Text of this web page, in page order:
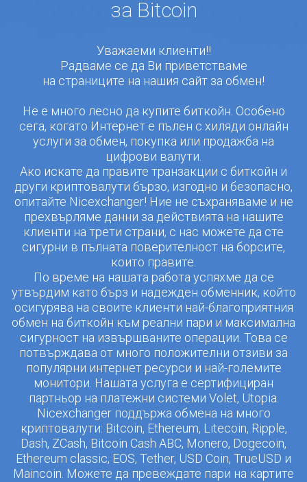
за Bitcoin
Уважаеми клиенти!!
Радваме се да Ви приветстваме
на страниците на нашия сайт за обмен!
Не е много лесно да купите биткойн. Особено
сега, когато Интернет е пълен с хиляди онлайн
услуги за обмен, покупка или продажба на
цифрови валути.
Ако искате да правите транзакции с биткойн и
други криптовалути бързо, изгодно и безопасно,
опитайте Nicexchanger! Ние не съхраняваме и не
прехвърляме данни за действията на нашите
клиенти на трети страни, с нас можете да сте
сигурни в пълната поверителност на борсите,
които правите.
По време на нашата работа успяхме да се
утвърдим като бърз и надежден обменник, който
осигурява на своите клиенти най-благоприятния
обмен на биткойн към реални пари и максимална
сигурност на извършваните операции. Това се
потвърждава от много положителни отзиви за
популярни интернет ресурси и най-големите
монитори. Нашата услуга е сертифициран
партньор на платежни системи Volet, Utopia.
Nicexchanger поддържа обмена на много
криптовалути: Bitcoin, Ethereum, Litecoin, Ripple,
Dash, ZCash, Bitcoin Cash ABC, Monero, Dogecoin,
Ethereum classic, EOS, Tether, USD Coin, TrueUSD и
Maincoin. Можете да превеждате пари на картите